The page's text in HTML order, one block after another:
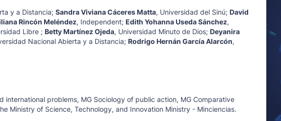
y a Distancia; Sandra Viviana Cáceres Matta, Universidad del Sinú; David
Rincón Meléndez, Independent; Edith Yohanna Useda Sánchez,
Libre ; Betty Martínez Ojeda, Universidad Minuto de Dios; Deyanira
Nacional Abierta y a Distancia; Rodrigo Hernán García Alarcón,
international problems, MG Sociology of public action, MG Comparative
Ministry of Science, Technology, and Innovation Ministry - Minciencias.